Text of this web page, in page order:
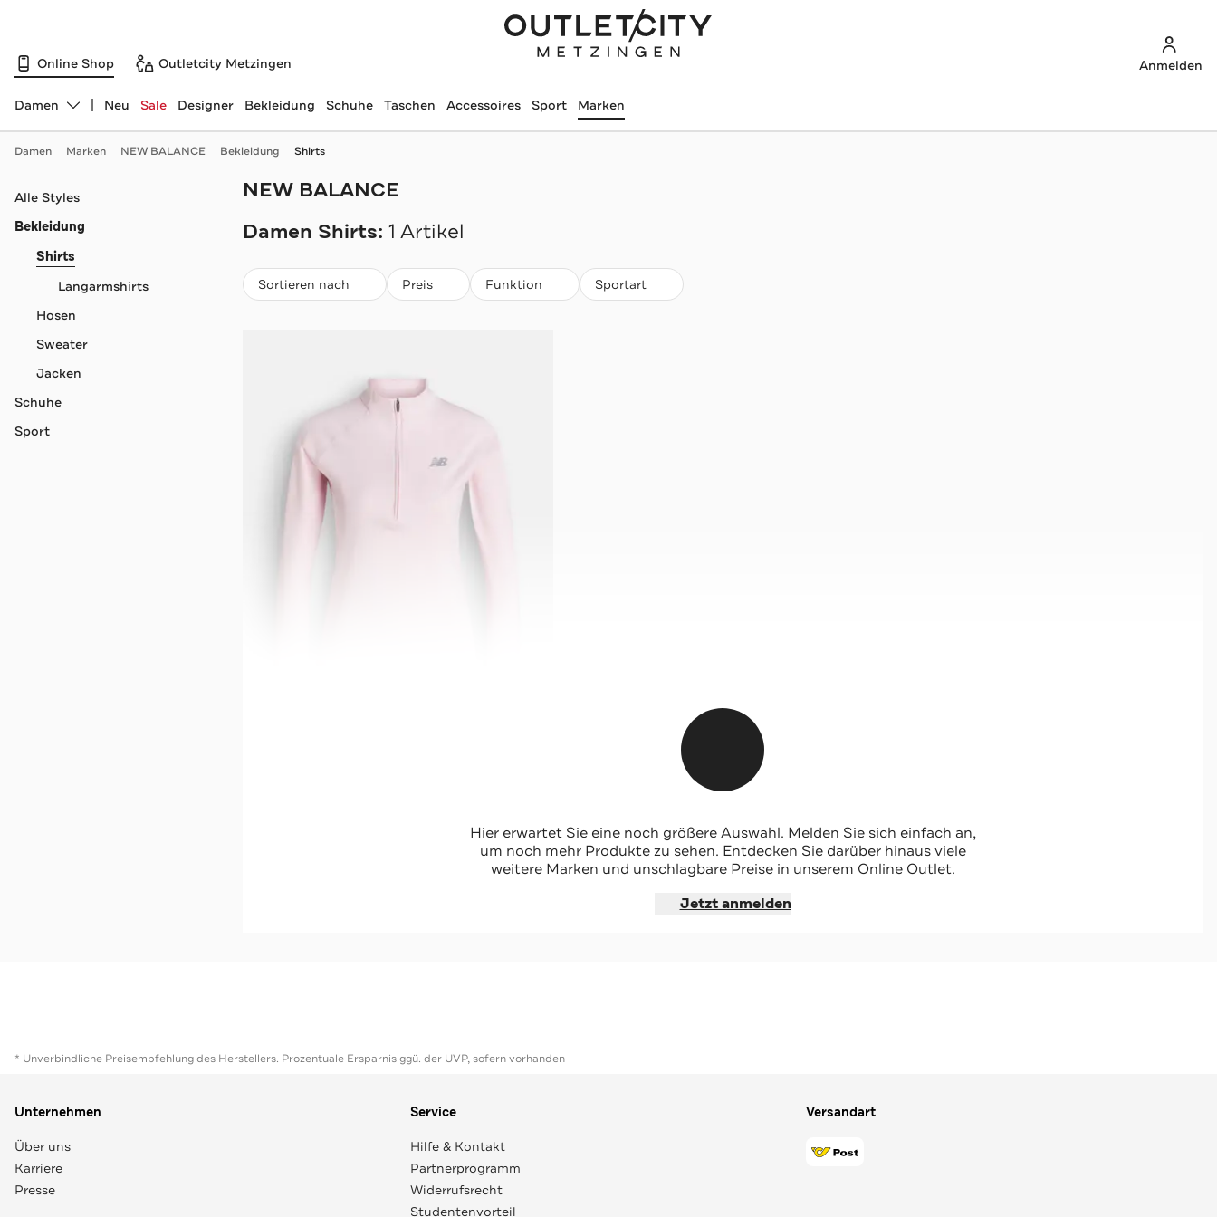
Online Shop Outletcity Metzingen Anmelden
Abteilung ändern, ausgewählt:
Damen Neu Sale Designer Bekleidung Schuhe Taschen Accessoires Sport Marken
Damen Marken NEW BALANCE Bekleidung Shirts
NEW BALANCE
Damen Shirts: 1 Artikel
Navigation überspringen
Alle Styles
Bekleidung
Shirts
Langarmshirts
Hosen
Sweater
Jacken
Schuhe
Sport
Sortieren nach
Beliebteste Preis Funktion Sportart
Hier erwartet Sie eine noch größere Auswahl. Melden Sie sich einfach an,
um noch mehr Produkte zu sehen. Entdecken Sie darüber hinaus viele
weitere Marken und unschlagbare Preise in unserem Online Outlet.
Jetzt anmelden
* Unverbindliche Preisempfehlung des Herstellers. Prozentuale Ersparnis ggü. der UVP, sofern vorhanden
Unternehmen
Über uns
Karriere
Presse
Service
Hilfe & Kontakt
Partnerprogramm
Widerrufsrecht
Studentenvorteil
Versandart